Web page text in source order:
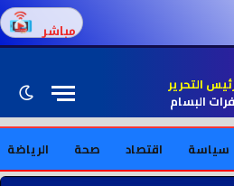
مباشر
التحرير
فرات البسام
سياسة اقتصاد صحة الرياضة